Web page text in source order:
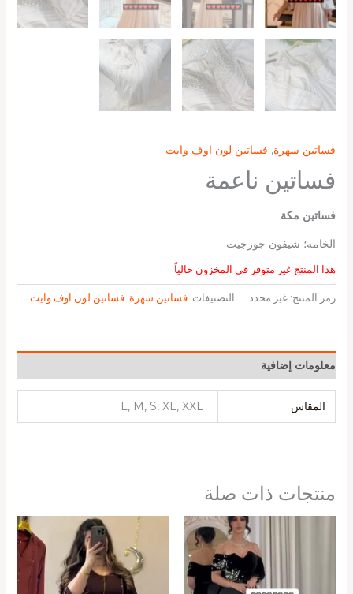
فساتين سهرة, فساتين لون اوف وايت
فساتين ناعمة
فساتين مكة
الخامه؛ شيفون جورجيت
هذا المنتج غير متوفر في المخزون حالياً.
رمز المنتج: غير محدد التصنيفات: فساتين سهرة, فساتين لون اوف وايت
معلومات إضافية
المقاس L, M, S, XL, XXL
منتجات ذات صلة